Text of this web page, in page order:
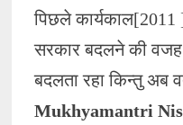
पिछले कार्यकाल[2011
सरकार बदलने की
बदलता रहा किन्तु अब
Mukhyamantri